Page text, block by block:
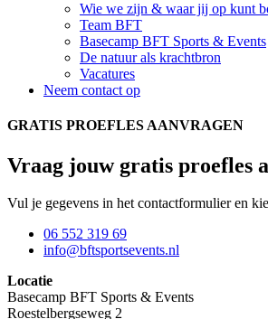
Wie we zijn & waar jij op kunt
Team BFT
Basecamp BFT Sports & Events
De natuur als krachtbron
Vacatures
Neem contact op
GRATIS PROEFLES AANVRAGEN
Vraag jouw gratis proefles
Vul je gegevens in het contactformulier en
06 552 319 69
info@bftsportsevents.nl
Locatie
Basecamp BFT Sports & Events
Roestelbergseweg 2